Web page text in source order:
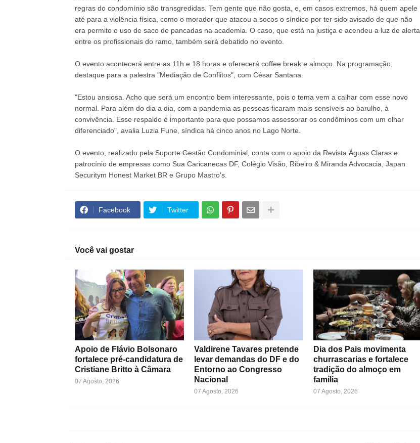
regras do condomínio são transgredidas. Tem gente que não gosta, e, em casos extremos, há quem apele
até para a violência física, como o morador que atacou a socos o síndico por ter sido avisado de que não
era permito o uso de saco de pancadas na academia. O caso, que está na justiça e acendeu a luz de alerta
entre os profissionais do ramo, também será debatido no evento.
O evento acontecerá entre as 11h e 18 horas e oferecerá coffee break e almoço. Na programação,
destaque para a palestra "Mediação de Conflitos", com César Santana.
"Estou ansiosa. Acho que será um encontro bem interessante, pois o tema vem a calhar com esse novo
normal. Para além do dia a dia, com a pandemia as pessoas ficaram mais sensíveis ao barulho, à
convivência. Esse respaldo é importante para que possamos assessorar os condôminos com um olhar
diferenciado", avalia Luzia Fune, síndica há cinco anos no Lago Norte.
O evento, realizado pela Suporte Gestão Condominial, conta com o apoio da Revista Águas Claras e
patrocínio de empresas como Sua Caricanecas DF, Colégio Visão, Ribeiro & Miranda Advocacia, Japan
Securitym Honest Market BR e Grupo Mastro's.
Facebook Twitter
Você vai gostar
Apoio de Flávio Bolsonaro
fortalece pré-candidatura de
Cristiane Britto à Câmara
07 Agosto, 2026
Valdirene Tavares pretende
levar demandas do DF e do
Entorno ao Congresso
Nacional
07 Agosto, 2026
Dia dos Pais movimenta
churrascarias e fortalece
tradição do almoço em
família
07 Agosto, 2026